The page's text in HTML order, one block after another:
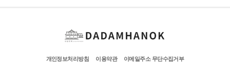
개인정보처리방침 이용약관 이메일주소 무단수집거부